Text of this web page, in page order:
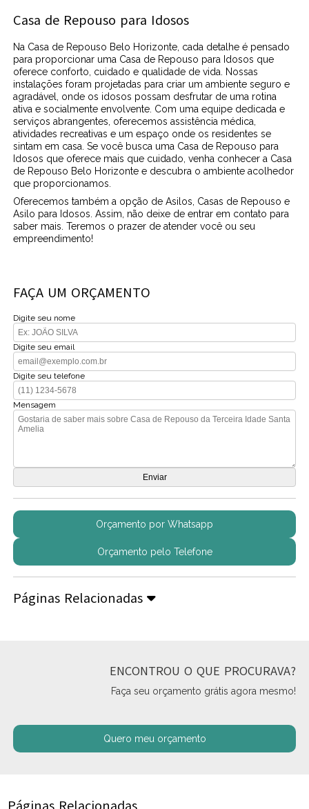
Casa de Repouso para Idosos
Na Casa de Repouso Belo Horizonte, cada detalhe é pensado
para proporcionar uma Casa de Repouso para Idosos que
oferece conforto, cuidado e qualidade de vida. Nossas
instalações foram projetadas para criar um ambiente seguro e
agradável, onde os idosos possam desfrutar de uma rotina
ativa e socialmente envolvente. Com uma equipe dedicada e
serviços abrangentes, oferecemos assistência médica,
atividades recreativas e um espaço onde os residentes se
sintam em casa. Se você busca uma Casa de Repouso para
Idosos que oferece mais que cuidado, venha conhecer a Casa
de Repouso Belo Horizonte e descubra o ambiente acolhedor
que proporcionamos.
Oferecemos também a opção de Asilos, Casas de Repouso e
Asilo para Idosos. Assim, não deixe de entrar em contato para
saber mais. Teremos o prazer de atender você ou seu
empreendimento!
FAÇA UM ORÇAMENTO
Digite seu nome
Digite seu email
Digite seu telefone
Mensagem
Orçamento por Whatsapp
Orçamento pelo Telefone
Páginas Relacionadas
ENCONTROU O QUE PROCURAVA?
Faça seu orçamento grátis agora mesmo!
Quero meu orçamento